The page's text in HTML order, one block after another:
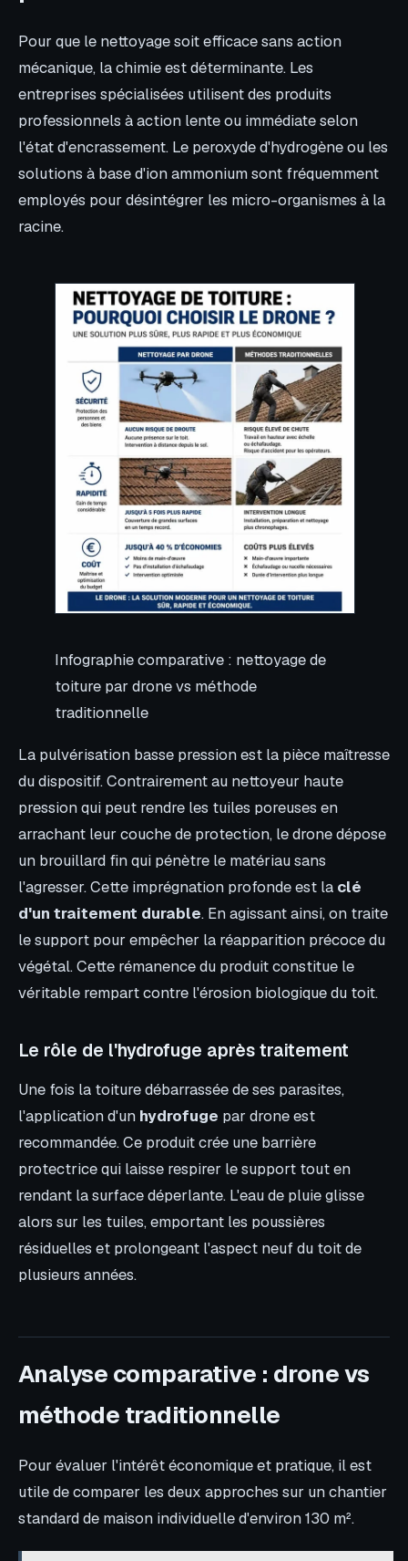
Pour que le nettoyage soit efficace sans action
mécanique, la chimie est déterminante. Les
entreprises spécialisées utilisent des produits
professionnels à action lente ou immédiate selon
l'état d'encrassement. Le peroxyde d'hydrogène ou les
solutions à base d'ion ammonium sont fréquemment
employés pour désintégrer les micro-organismes à la
racine.
Infographie comparative : nettoyage de
toiture par drone vs méthode
traditionnelle
La pulvérisation basse pression est la pièce maîtresse
du dispositif. Contrairement au nettoyeur haute
pression qui peut rendre les tuiles poreuses en
arrachant leur couche de protection, le drone dépose
un brouillard fin qui pénètre le matériau sans
l'agresser. Cette imprégnation profonde est la clé
d'un traitement durable. En agissant ainsi, on traite
le support pour empêcher la réapparition précoce du
végétal. Cette rémanence du produit constitue le
véritable rempart contre l'érosion biologique du toit.
Le rôle de l'hydrofuge après traitement
Une fois la toiture débarrassée de ses parasites,
l'application d'un hydrofuge par drone est
recommandée. Ce produit crée une barrière
protectrice qui laisse respirer le support tout en
rendant la surface déperlante. L'eau de pluie glisse
alors sur les tuiles, emportant les poussières
résiduelles et prolongeant l'aspect neuf du toit de
plusieurs années.
Analyse comparative : drone vs
méthode traditionnelle
Pour évaluer l'intérêt économique et pratique, il est
utile de comparer les deux approches sur un chantier
standard de maison individuelle d'environ 130 m².